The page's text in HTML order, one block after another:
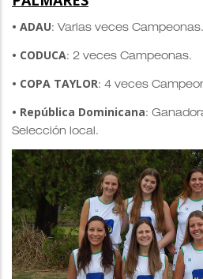
• ADAU: Varias veces Campeonas.
• CODUCA: 2 veces Campeonas.
• COPA TAYLOR: 4 veces
• República Dominicana:
Selección local.